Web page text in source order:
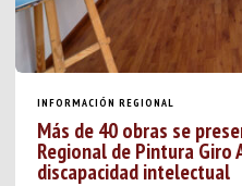
INFORMACIÓN REGIONAL
Más de 40 obras se
Regional de Pintura Giro
discapacidad intelectual